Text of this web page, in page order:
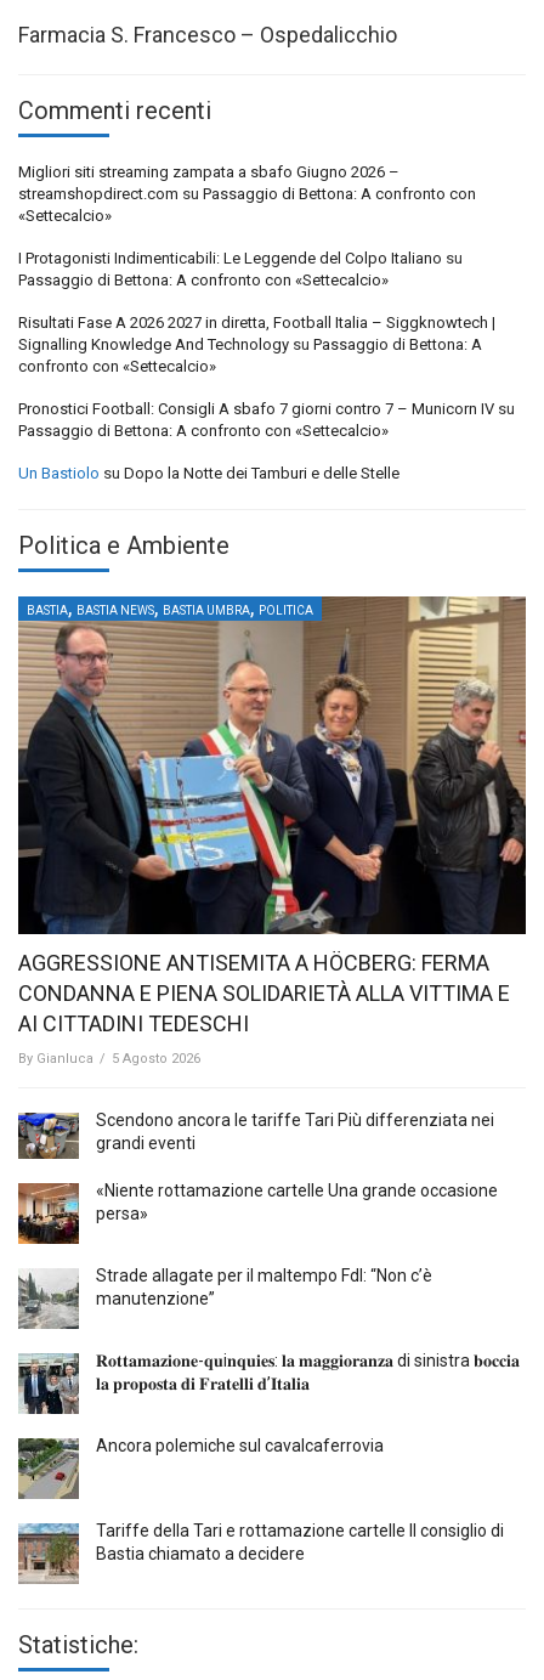
Farmacia S. Francesco – Ospedalicchio
Commenti recenti
Migliori siti streaming zampata a sbafo Giugno 2026 –
streamshopdirect.com su Passaggio di Bettona: A confronto con
«Settecalcio»
I Protagonisti Indimenticabili: Le Leggende del Colpo Italiano su
Passaggio di Bettona: A confronto con «Settecalcio»
Risultati Fase A 2026 2027 in diretta, Football Italia – Siggknowtech |
Signalling Knowledge And Technology su Passaggio di Bettona: A
confronto con «Settecalcio»
Pronostici Football: Consigli A sbafo 7 giorni contro 7 – Municorn IV su
Passaggio di Bettona: A confronto con «Settecalcio»
Un Bastiolo su Dopo la Notte dei Tamburi e delle Stelle
Politica e Ambiente
BASTIA, BASTIA NEWS, BASTIA UMBRA, POLITICA
AGGRESSIONE ANTISEMITA A HÖCBERG: FERMA
CONDANNA E PIENA SOLIDARIETÀ ALLA VITTIMA E
AI CITTADINI TEDESCHI
By Gianluca / 5 Agosto 2026
Scendono ancora le tariffe Tari Più differenziata nei
grandi eventi
«Niente rottamazione cartelle Una grande occasione
persa»
Strade allagate per il maltempo FdI: “Non c’è
manutenzione”
𝐑𝐨𝐭𝐭𝐚𝐦𝐚𝐳𝐢𝐨𝐧𝐞-𝐪𝐮i𝐧𝐪𝐮𝐢𝐞𝐬: 𝐥𝐚 𝐦𝐚𝐠𝐠𝐢𝐨𝐫𝐚𝐧𝐳𝐚 di sinistra 𝐛𝐨𝐜𝐜𝐢𝐚
𝐥𝐚 𝐩𝐫𝐨𝐩𝐨𝐬𝐭𝐚 𝐝𝐢 𝐅𝐫𝐚𝐭𝐞𝐥𝐥𝐢 𝐝’𝐈𝐭𝐚𝐥𝐢𝐚
Ancora polemiche sul cavalcaferrovia
Tariffe della Tari e rottamazione cartelle Il consiglio di
Bastia chiamato a decidere
Statistiche: